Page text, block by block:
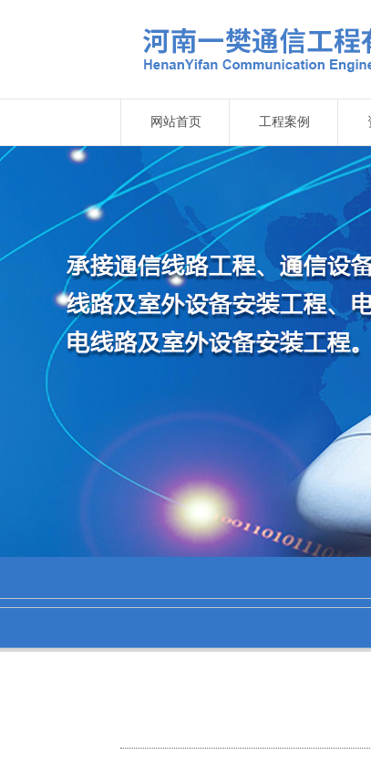
网站首页 工程案例